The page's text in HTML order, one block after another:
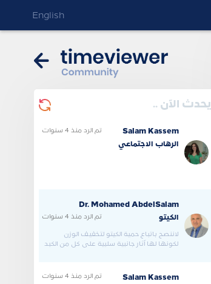
English
يحدث الآن ..
Salam Kassem تم الرد منذ 4 سنوات
الرهاب الاجتماعي
Dr. Mohamed AbdelSalam
تم الرد منذ 4 سنوات الكيتو
لاننصح باتباع حمية الكيتو لتخفيف الوزن
لكونها لها آثار جانبية سلبية علي كل من الكبد
Salam Kassem تم الرد منذ 4 سنوات